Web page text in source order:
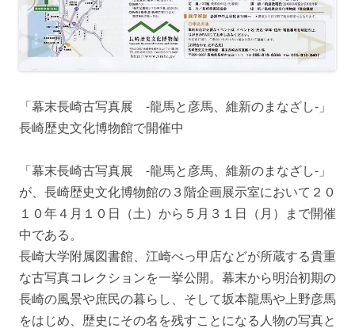
「幕末長崎古写真展 -龍馬と彦馬、維新のまなざし-」
長崎歴史文化博物館で開催中
「幕末長崎古写真展 -龍馬と彦馬、維新のまなざし-」
が、長崎歴史文化博物館の３階企画展示室において２０
１０年４月１０日（土）から５月３１日（月）まで開催
中である。
長崎大学附属図書館、江崎べっ甲店などが所蔵する貴重
な古写真コレクションを一挙公開。幕末から明治初期の
長崎の風景や庶民の暮らし、そして坂本龍馬や上野彦馬
をはじめ、歴史にその名を残すことになる人物の写真と